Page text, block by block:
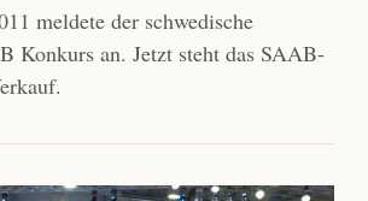
meldete der schwedische
Konkurs an. Jetzt steht das SAAB-